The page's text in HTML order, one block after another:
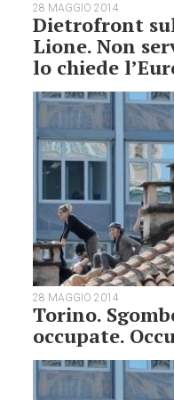
28 MAGGIO 2014
Dietrofront
Lione. Non
lo chiede
28 MAGGIO 2014
Torino.
occupate.